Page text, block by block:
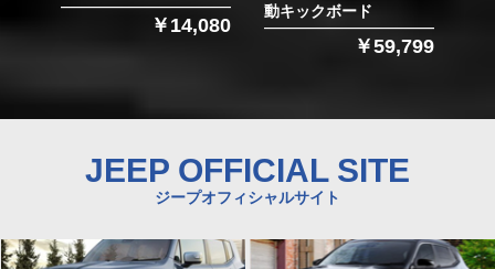
￥14,080
動キックボード
￥59,799
JEEP OFFICIAL SITE
ジープオフィシャルサイト